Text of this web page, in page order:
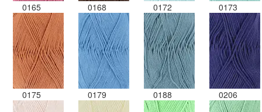
0165 0168 0172 0173
0175 0179 0188 0206